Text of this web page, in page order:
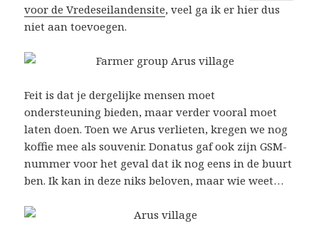
voor de Vredeseilandensite, veel ga ik er hier dus
niet aan toevoegen.
Feit is dat je dergelijke mensen moet
ondersteuning bieden, maar verder vooral moet
laten doen. Toen we Arus verlieten, kregen we nog
koffie mee als souvenir. Donatus gaf ook zijn GSM-
nummer voor het geval dat ik nog eens in de buurt
ben. Ik kan in deze niks beloven, maar wie weet…